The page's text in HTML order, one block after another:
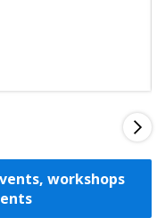
workshops